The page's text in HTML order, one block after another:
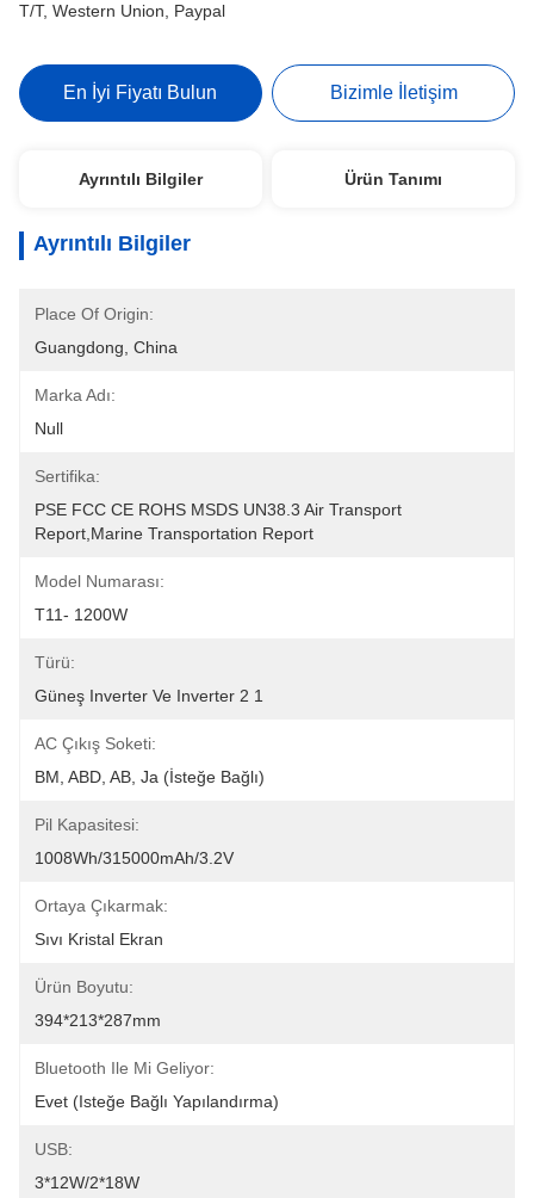
T/T, Western Union, Paypal
En İyi Fiyatı Bulun Bizimle İletişim
Ayrıntılı Bilgiler Ürün Tanımı
Ayrıntılı Bilgiler
Place Of Origin:
Guangdong, China
Marka Adı:
Null
Sertifika:
PSE FCC CE ROHS MSDS UN38.3 Air Transport
Report,Marine Transportation Report
Model Numarası:
T11- 1200W
Türü:
Güneş Inverter Ve Inverter 2 1
AC Çıkış Soketi:
BM, ABD, AB, Ja (İsteğe Bağlı)
Pil Kapasitesi:
1008Wh/315000mAh/3.2V
Ortaya Çıkarmak:
Sıvı Kristal Ekran
Ürün Boyutu:
394*213*287mm
Bluetooth Ile Mi Geliyor:
Evet (isteğe Bağlı Yapılandırma)
USB:
3*12W/2*18W